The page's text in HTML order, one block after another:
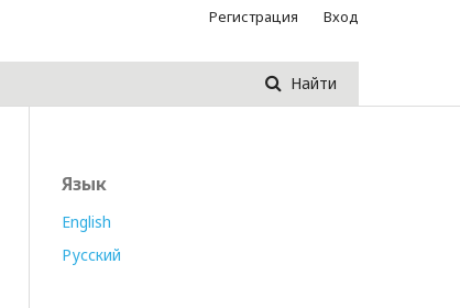
Найти
Регистрация Вход
Язык
English
Русский